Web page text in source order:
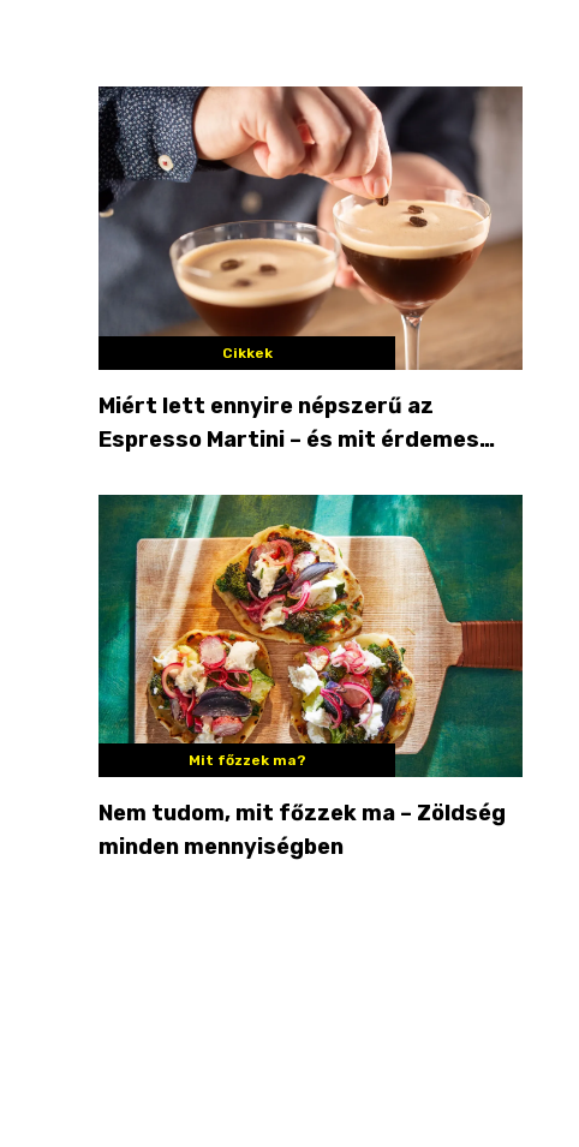
Cikkek
Miért lett ennyire népszerű az
Espresso Martini – és mit érdemes
Mit főzzek ma?
Nem tudom, mit főzzek ma – Zöldség
minden mennyiségben